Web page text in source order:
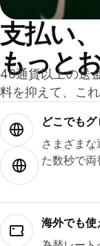
支払い
もっと
40通貨以上の送
料を抑えて、こ
どこでも
さまざま
た数秒で両
海外でも